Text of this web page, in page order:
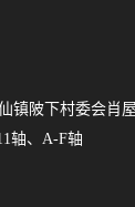
镇陂下村委会肖
轴、A-F轴